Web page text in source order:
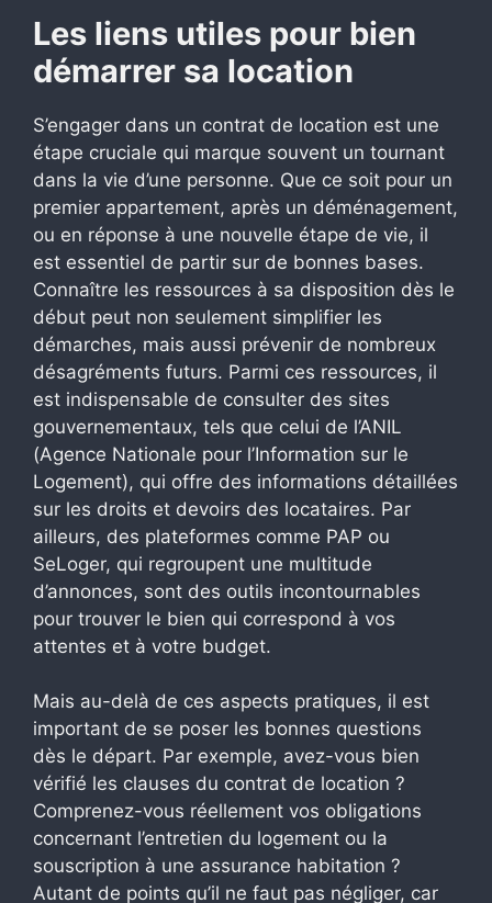
Les liens utiles pour bien
démarrer sa location
S’engager dans un contrat de location est une
étape cruciale qui marque souvent un tournant
dans la vie d’une personne. Que ce soit pour un
premier appartement, après un déménagement,
ou en réponse à une nouvelle étape de vie, il
est essentiel de partir sur de bonnes bases.
Connaître les ressources à sa disposition dès le
début peut non seulement simplifier les
démarches, mais aussi prévenir de nombreux
désagréments futurs. Parmi ces ressources, il
est indispensable de consulter des sites
gouvernementaux, tels que celui de l’ANIL
(Agence Nationale pour l’Information sur le
Logement), qui offre des informations détaillées
sur les droits et devoirs des locataires. Par
ailleurs, des plateformes comme PAP ou
SeLoger, qui regroupent une multitude
d’annonces, sont des outils incontournables
pour trouver le bien qui correspond à vos
attentes et à votre budget.
Mais au-delà de ces aspects pratiques, il est
important de se poser les bonnes questions
dès le départ. Par exemple, avez-vous bien
vérifié les clauses du contrat de location ?
Comprenez-vous réellement vos obligations
concernant l’entretien du logement ou la
souscription à une assurance habitation ?
Autant de points qu’il ne faut pas négliger, car